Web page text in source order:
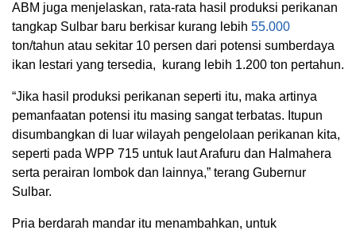
ABM juga menjelaskan, rata-rata hasil produksi perikanan
tangkap Sulbar baru berkisar kurang lebih 55.000
ton/tahun atau sekitar 10 persen dari potensi sumberdaya
ikan lestari yang tersedia, kurang lebih 1.200 ton pertahun.
“Jika hasil produksi perikanan seperti itu, maka artinya
pemanfaatan potensi itu masing sangat terbatas. Itupun
disumbangkan di luar wilayah pengelolaan perikanan kita,
seperti pada WPP 715 untuk laut Arafuru dan Halmahera
serta perairan lombok dan lainnya,” terang Gubernur
Sulbar.
Pria berdarah mandar itu menambahkan, untuk